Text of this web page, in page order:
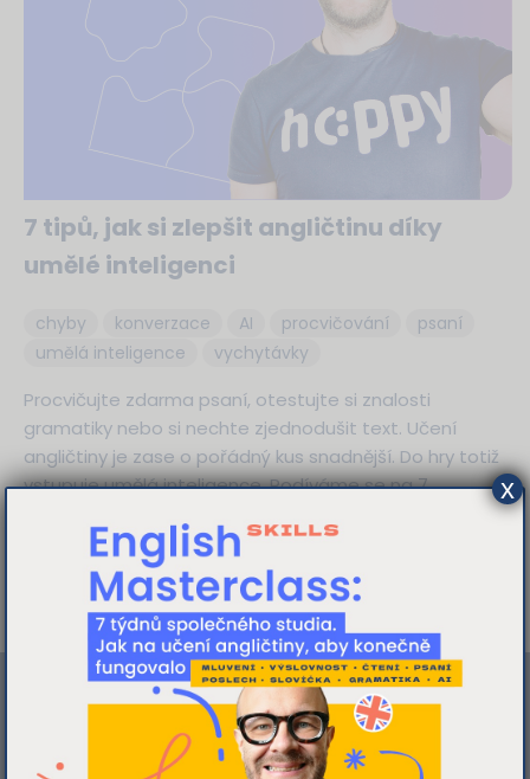
7 tipů, jak si zlepšit angličtinu díky
umělé inteligenci
chyby konverzace AI procvičování
psaní
umělá inteligence
vychytávky
Procvičujte zdarma psaní, otestujte si znalosti
gramatiky nebo si nechte zjednodušit text. Učení
angličtiny je zase o pořádný kus snadnější. Do hry totiž
vstupuje umělá inteligence. Podíváme se na 7
angličtiny připravený 24/7 na vaše otázky a potřeby.
x
Tato webová stránka používá
cookies
K personalizaci obsahu a reklam,
poskytování funkcí sociálních médií a
analýze naší návštěvnosti využíváme
soubory cookie. Informace o tom, jak náš
web používáte, sdílíme se svými partnery
pro sociální média, inzerci a analýzy.